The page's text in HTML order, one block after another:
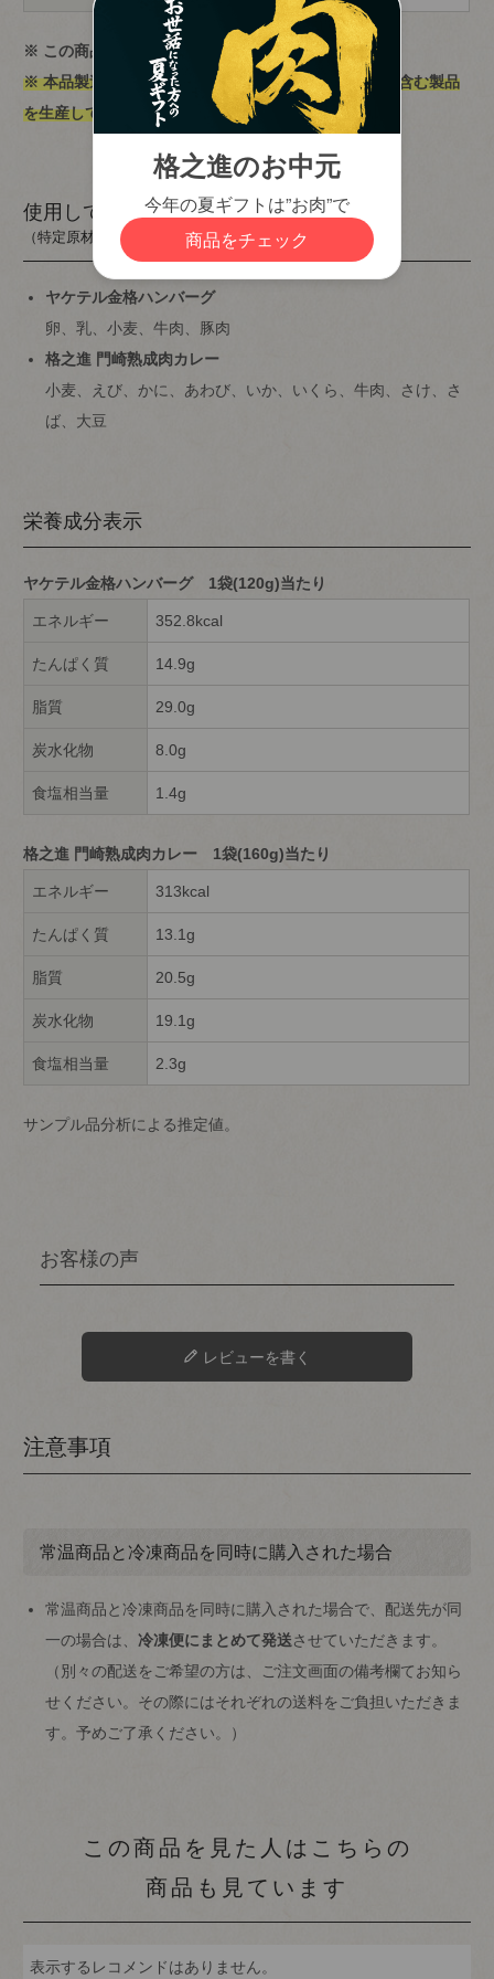
のしの指定
須
※ この商品はレトルトパウチ食品です。
※ 本品製造工場では、卵・乳・えび・かに・落花生を含む製品
を生産しています。
使用しているアレルギー物質
（特定原材料等28品目）
ヤケテル金格ハンバーグ
卵、乳、小麦、牛肉、豚肉
格之進 門崎熟成肉カレー
小麦、えび、かに、あわび、いか、いくら、牛肉、さけ、さ
ば、大豆
栄養成分表示
ヤケテル金格ハンバーグ 1袋(120g)当たり
エネルギー 352.8kcal
たんぱく質 14.9g
脂質 29.0g
炭水化物 8.0g
食塩相当量 1.4g
格之進 門崎熟成肉カレー 1袋(160g)当たり
エネルギー 313kcal
たんぱく質 13.1g
脂質 20.5g
炭水化物 19.1g
食塩相当量 2.3g
サンプル品分析による推定値。
レビューを書く
注意事項
常温商品と冷凍商品を同時に購入された場合
常温商品と冷凍商品を同時に購入された場合で、配送先が同
一の場合は、冷凍便にまとめて発送させていただきます。
（別々の配送をご希望の方は、ご注文画面の備考欄てお知ら
せください。その際にはそれぞれの送料をご負担いただきま
す。予めご了承ください。）
この商品を見た人はこちらの
商品も見ています
表示するレコメンドはありません。